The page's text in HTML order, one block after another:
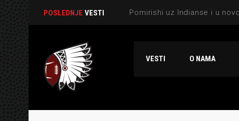
POSLEDNJE VESTI
VESTI O NAMA